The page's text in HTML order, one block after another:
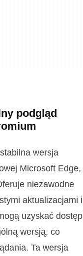
podgląd
wersja
Microsoft Edge,
niezawodne
aktualizacjami i
uzyskać dostęp
wersją, co
Ta wersja